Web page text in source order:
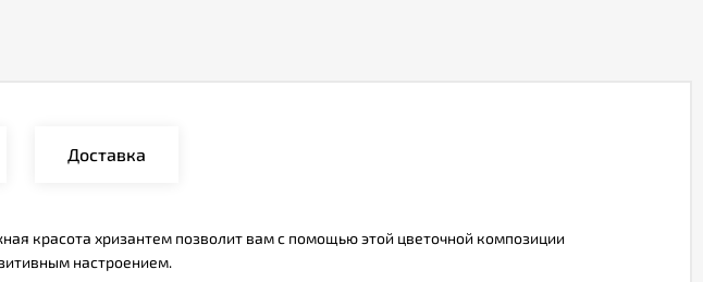
Доставка
красота хризантем позволит вам с помощью этой цветочной композиции
настроением.